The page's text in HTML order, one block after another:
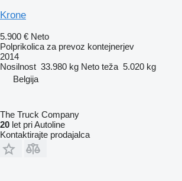
Krone
5.900 € Neto
Polprikolica za prevoz kontejnerjev
2014
Nosilnost 33.980 kg Neto teža 5.020 kg
Belgija
The Truck Company
20 let pri Autoline
Kontaktirajte prodajalca